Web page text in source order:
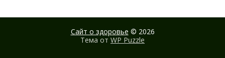
Сайт о здоровье © 2026
Тема от WP Puzzle